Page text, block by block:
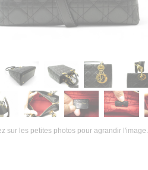
sur les petites photos pour agrandir l'image.